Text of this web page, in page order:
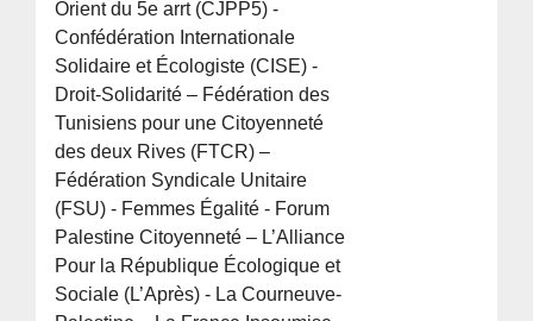
Orient du 5e arrt (CJPP5) -
Confédération Internationale
Solidaire et Écologiste (CISE) -
Droit-Solidarité – Fédération des
Tunisiens pour une Citoyenneté
des deux Rives (FTCR) –
Fédération Syndicale Unitaire
(FSU) - Femmes Égalité - Forum
Palestine Citoyenneté – L’Alliance
Pour la République Écologique et
Sociale (L’Après) - La Courneuve-